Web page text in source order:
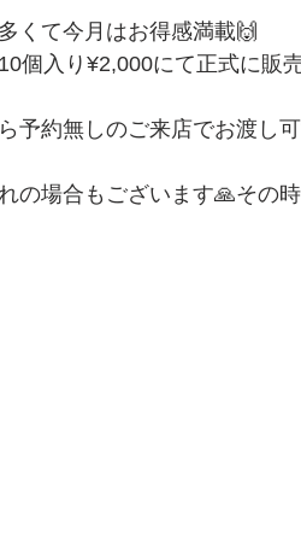
くて今月はお得感満載🙌
個入り¥2,000にて正式に販
予約無しのご来店でお渡し
の場合もございます🙏その時